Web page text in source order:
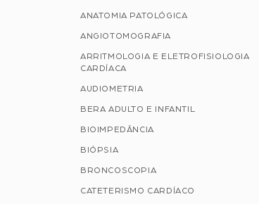
ANATOMIA PATOLÓGICA
ANGIOTOMOGRAFIA
ARRITMOLOGIA E ELETROFISIOLOGIA
CARDÍACA
AUDIOMETRIA
BERA ADULTO E INFANTIL
BIOIMPEDÂNCIA
BIÓPSIA
BRONCOSCOPIA
CATETERISMO CARDÍACO